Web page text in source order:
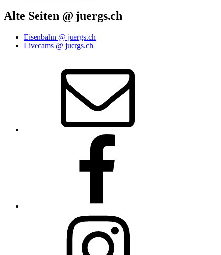
Alte Seiten @ juergs.ch
Eisenbahn @ juergs.ch
Livecams @ juergs.ch